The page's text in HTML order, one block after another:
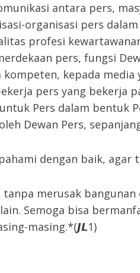
antara pers,
organisasi pers
profesi
pers, fungsi
kepada
pers yang bekerja
Pers dalam bentuk
Dewan Pers,
dengan baik, agar
merusak
Semoga bisa
masing.*(𝙅𝙇1)